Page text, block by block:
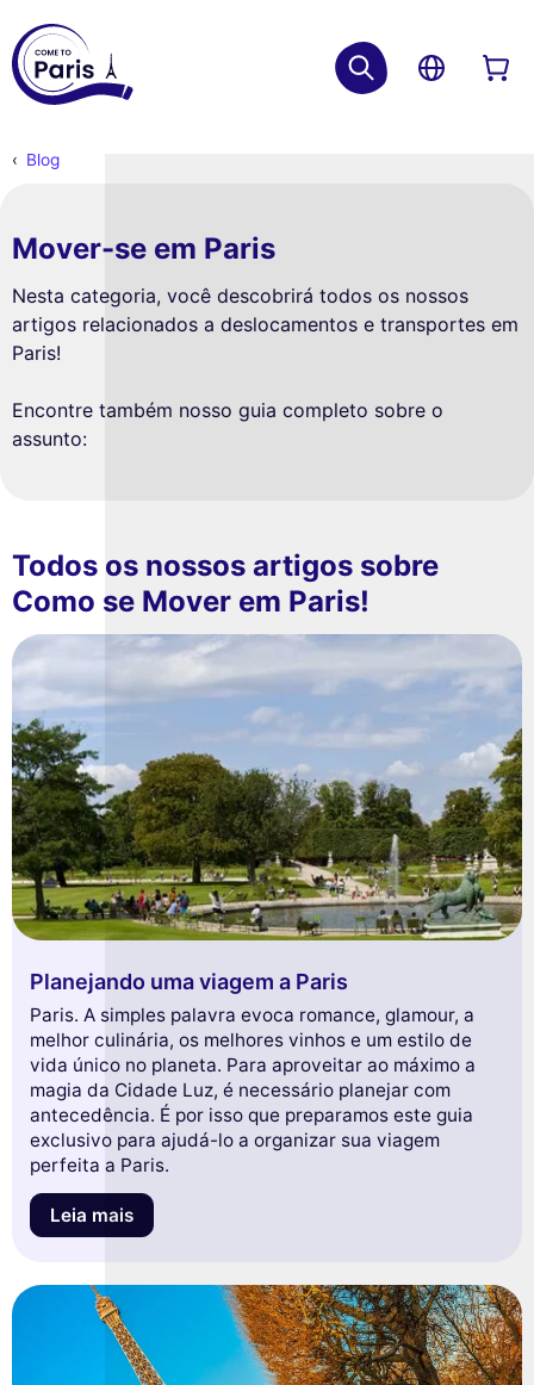
Blog
Mover-se em Paris
Nesta categoria, você descobrirá todos os nossos
artigos relacionados a deslocamentos e transportes em
Paris!
Encontre também nosso guia completo sobre o
assunto:
Todos os nossos artigos sobre
Como se Mover em Paris!
Planejando uma viagem a Paris
Paris. A simples palavra evoca romance, glamour, a
melhor culinária, os melhores vinhos e um estilo de
vida único no planeta. Para aproveitar ao máximo a
magia da Cidade Luz, é necessário planejar com
antecedência. É por isso que preparamos este guia
exclusivo para ajudá-lo a organizar sua viagem
perfeita a Paris.
Leia mais